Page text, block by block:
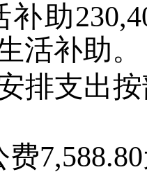
补助
活补助。
排支出
费7,588.80